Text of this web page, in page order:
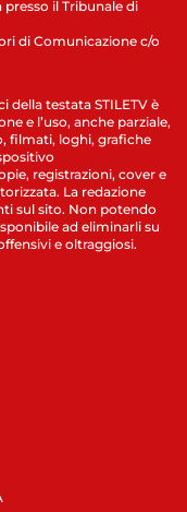
il Tribunale di
di Comunicazione c/o
testata STILETV è
e l’uso, anche parziale,
filmati, loghi, grafiche
registrazioni, cover e
La redazione
sul sito. Non potendo
ad eliminarli su
e oltraggiosi.